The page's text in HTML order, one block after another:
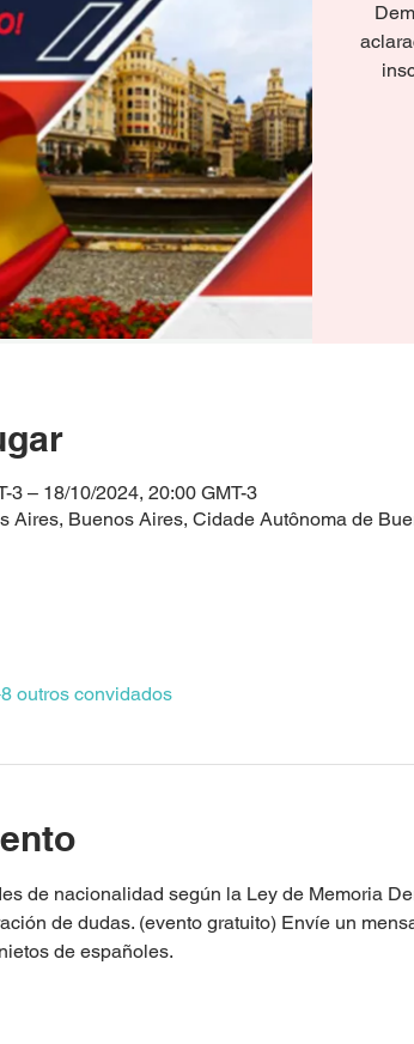
3 – 18/10/2024, 20:00 GMT-3
Aires, Buenos Aires, Cidade Autônoma de
outros convidados
de nacionalidad según la Ley de Memoria
de dudas. (evento gratuito) Envíe un
de españoles.